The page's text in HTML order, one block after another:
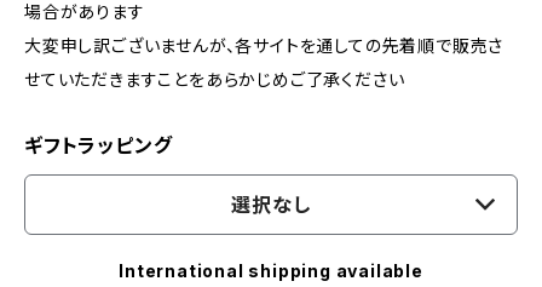
場合があります
大変申し訳ございませんが、各サイトを通しての先着順で販売さ
せていただきますことをあらかじめご了承ください
ギフトラッピング
選択なし
International shipping available